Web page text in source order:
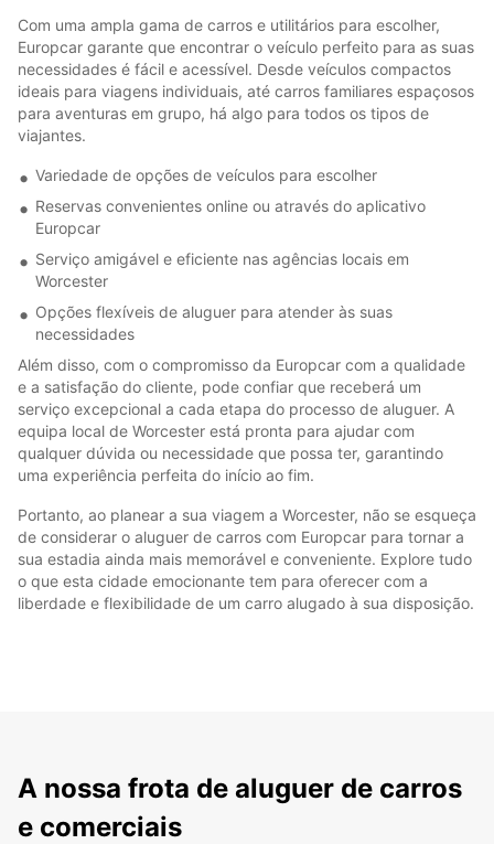
Com uma ampla gama de carros e utilitários para escolher,
Europcar garante que encontrar o veículo perfeito para as suas
necessidades é fácil e acessível. Desde veículos compactos
ideais para viagens individuais, até carros familiares espaçosos
para aventuras em grupo, há algo para todos os tipos de
viajantes.
Variedade de opções de veículos para escolher
Reservas convenientes online ou através do aplicativo
Europcar
Serviço amigável e eficiente nas agências locais em
Worcester
Opções flexíveis de aluguer para atender às suas
necessidades
Além disso, com o compromisso da Europcar com a qualidade
e a satisfação do cliente, pode confiar que receberá um
serviço excepcional a cada etapa do processo de aluguer. A
equipa local de Worcester está pronta para ajudar com
qualquer dúvida ou necessidade que possa ter, garantindo
uma experiência perfeita do início ao fim.
Portanto, ao planear a sua viagem a Worcester, não se esqueça
de considerar o aluguer de carros com Europcar para tornar a
sua estadia ainda mais memorável e conveniente. Explore tudo
o que esta cidade emocionante tem para oferecer com a
liberdade e flexibilidade de um carro alugado à sua disposição.
A nossa frota de aluguer de carros
e comerciais